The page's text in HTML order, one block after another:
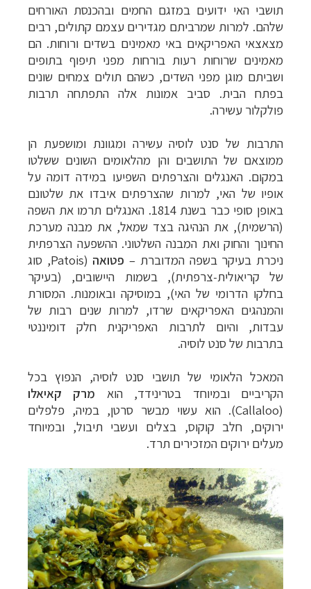
תושבי האי ידועים במזגם החמים ובהכנסת האורחים
שלהם. למרות שמרביתם מגדירים עצמם קתולים, רבים
מצאצאי האפריקאים באי מאמינים בשדים ורוחות. הם
מאמינים שרוחות רעות בורחות מפני תיפוף בתופים
ושביתם מוגן מפני השדים, כשהם תולים צמחים שונים
בפתח הבית. סביב אמונות אלה התפתחה תרבות
פולקלור עשירה.
התרבות של סנט לוסיה עשירה ומגוונת ומושפעת הן
ממוצאם של התושבים והן מהלאומים השונים ששלטו
במקום. האנגלים והצרפתים השפיעו במידה דומה על
אופיו של האי, למרות שהצרפתים איבדו את שלטונם
באופן סופי כבר בשנת 1814. האנגלים תרמו את השפה
(הרשמית), את הנהיגה בצד שמאל, את מבנה מערכת
החינוך והחוק ואת המבנה השלטוני. ההשפעה הצרפתית
ניכרת בעיקר בשפה המדוברת – פטואה (Patois,
סוג
של קריאולית-צרפתית), בשמות היישובים, (בעיקר
בחלקו הדרומי של האי), במוסיקה ובאומנות. המסורת
והמנהגים האפריקאים שרדו, למרות שנים רבות של
עבדות, והיום לתרבות האפריקנית חלק דומיננטי
בתרבות של סנט לוסיה.
המאכל הלאומי של תושבי סנט לוסיה, הנפוץ בכל
הקריביים ובמיוחד בטרינידד, הוא מרק קאיאלו
(Callaloo). הוא עשוי מבשר סרטן, במיה, פלפלים
ירוקים, חלב קוקוס, בצלים ועשבי תיבול, ובמיוחד
מעלים ירוקים המזכירים תרד.